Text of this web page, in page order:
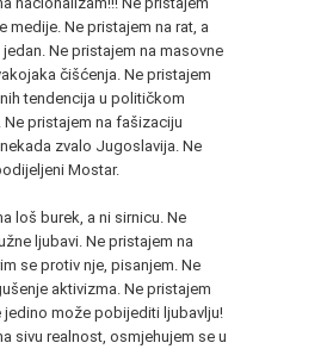
medije. Ne pristajem na rat, a
Ne pristajem na masovne
čišćenja. Ne pristajem
tendencija u političkom
Ne pristajem na fašizaciju
zvalo Jugoslavija. Ne
Mostar.
loš burek, a ni sirnicu. Ne
ljubavi. Ne pristajem na
se protiv nje, pisanjem. Ne
aktivizma. Ne pristajem
jedino može pobijediti ljubavlju!
sivu realnost, osmjehujem se u